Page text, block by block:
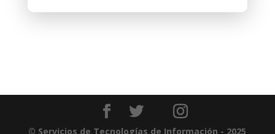
© Servicios de Tecnologías de Información - 2025